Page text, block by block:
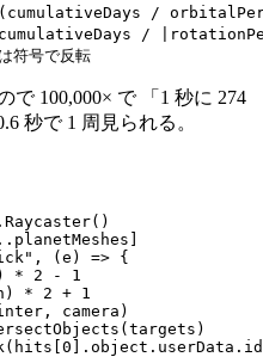
/
/
で 100,000× で 「1 秒に 274
秒で 1 周見られる。
(e) => {
* 2 - 1
* 2 + 1
camera)